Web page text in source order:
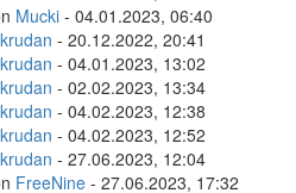
Mucki - 04.01.2023, 06:40
krudan - 20.12.2022, 20:41
krudan - 04.01.2023, 13:02
krudan - 02.02.2023, 13:34
krudan - 04.02.2023, 12:38
krudan - 04.02.2023, 12:52
krudan - 27.06.2023, 12:04
FreeNine - 27.06.2023, 17:32